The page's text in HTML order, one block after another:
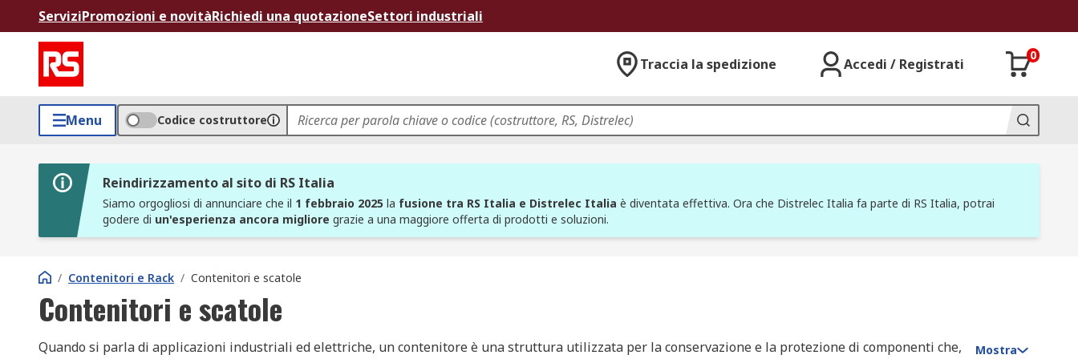
ServiziPromozioni e novitàRichiedi una quotazioneSettori industriali
Traccia la spedizione Accedi / Registrati
0
Menu Codice costruttore
Reindirizzamento al sito di RS Italia
Siamo orgogliosi di annunciare che il 1 febbraio 2025 la fusione tra RS Italia e Distrelec Italia è diventata effettiva. Ora che Distrelec Italia fa parte di RS Italia, potrai
godere di un'esperienza ancora migliore grazie a una maggiore offerta di prodotti e soluzioni.
/ Contenitori e Rack / Contenitori e scatole
Contenitori e scatole
Quando si parla di applicazioni industriali ed elettriche, un contenitore è una struttura utilizzata per la conservazione e la protezione di componenti che,
Mostra